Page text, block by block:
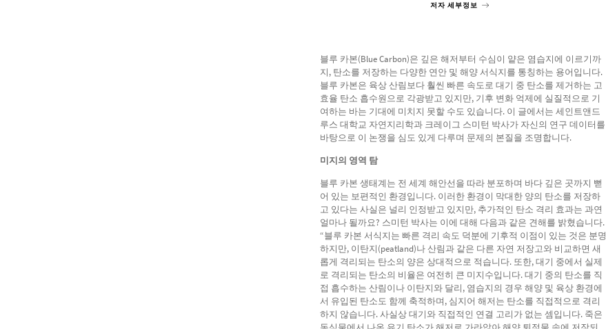
저자 세부정보
블루 카본(Blue Carbon)은 깊은 해저부터 수심이 얕은 염습지에 이르기까
지, 탄소를 저장하는 다양한 연안 및 해양 서식지를 통칭하는 용어입니다.
블루 카본은 육상 산림보다 훨씬 빠른 속도로 대기 중 탄소를 제거하는 고
효율 탄소 흡수원으로 각광받고 있지만, 기후 변화 억제에 실질적으로 기
여하는 바는 기대에 미치지 못할 수도 있습니다. 이 글에서는 세인트앤드
루스 대학교 자연지리학과 크레이그 스미턴 박사가 자신의 연구 데이터를
바탕으로 이 논쟁을 심도 있게 다루며 문제의 본질을 조명합니다.
미지의 영역 탐
블루 카본 생태계는 전 세계 해안선을 따라 분포하며 바다 깊은 곳까지 뻗
어 있는 보편적인 환경입니다. 이러한 환경이 막대한 양의 탄소를 저장하
고 있다는 사실은 널리 인정받고 있지만, 추가적인 탄소 격리 효과는 과연
얼마나 될까요? 스미턴 박사는 이에 대해 다음과 같은 견해를 밝혔습니다.
“블루 카본 서식지는 빠른 격리 속도 덕분에 기후적 이점이 있는 것은 분명
하지만, 이탄지(peatland)나 산림과 같은 다른 자연 저장고와 비교하면 새
롭게 격리되는 탄소의 양은 상대적으로 적습니다. 또한, 대기 중에서 실제
로 격리되는 탄소의 비율은 여전히 큰 미지수입니다. 대기 중의 탄소를 직
접 흡수하는 산림이나 이탄지와 달리, 염습지의 경우 해양 및 육상 환경에
서 유입된 탄소도 함께 축적하며, 심지어 해저는 탄소를 직접적으로 격리
하지 않습니다. 사실상 대기와 직접적인 연결 고리가 없는 셈입니다. 죽은